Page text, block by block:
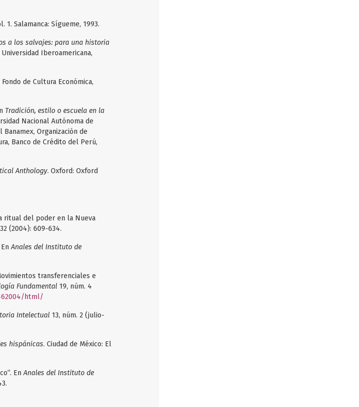
1. Salamanca: Sígueme, 1993.
a los salvajes: para una historia
Iberoamericana,
de Cultura Económica,
Tradición, estilo o escuela en la
Nacional Autónoma de
Organización de
Banco de Crédito del Perú,
Anthology. Oxford: Oxford
ritual del poder en la Nueva
(2004): 609-634.
EnAnales del Instituto de
transferenciales e
Fundamental 19, núm. 4
html/
Intelectual 13, núm. 2 (julio-
hispánicas. Ciudad de México: El
EnAnales del Instituto de